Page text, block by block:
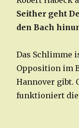
Seither geht
den Bach
Das Schlimme
Opposition im
Hannover gibt.
funktioniert die